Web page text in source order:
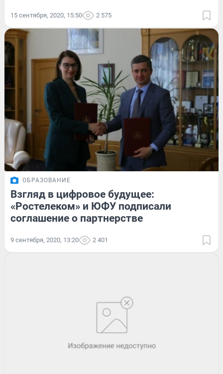
15 сентября, 2020, 15:50 2 575
ОБРАЗОВАНИЕ
Взгляд в цифровое будущее:
«Ростелеком» и ЮФУ подписали
соглашение о партнерстве
9 сентября, 2020, 13:20 2 401